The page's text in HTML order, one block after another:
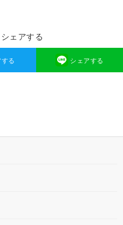
ェアする
る シェアする